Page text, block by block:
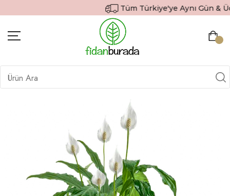
Tüm Türkiye'ye Aynı Gün &
BITKILER
İÇ MEKAN BITKILERI
DIŞ MEKAN BITKILERI
HEDIYE GÖNDER